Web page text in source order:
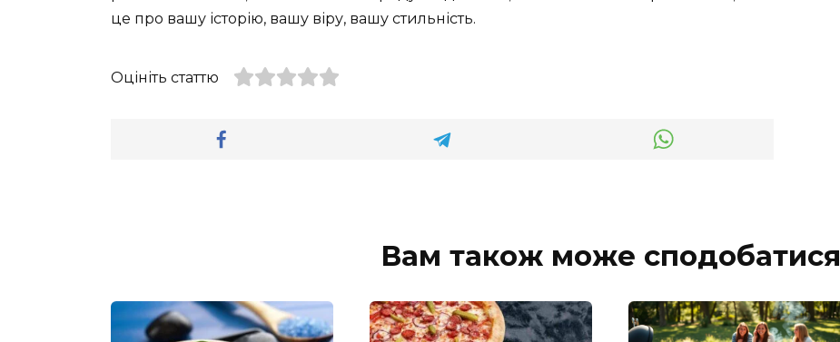
це про вашу історію, вашу віру, вашу стильність.
Оцініть статтю
Вам також може сподобатися